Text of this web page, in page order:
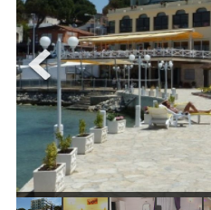
0700 144 34
ПОСЛЕДВАЙТЕ НИ